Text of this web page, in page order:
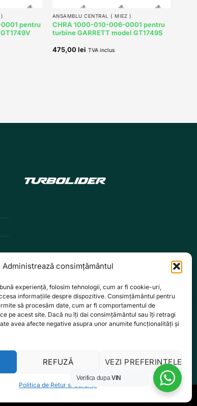
Administrează consimțământul
experiență, folosim tehnologii, cum ar fi cookie-uri,
informațiile despre dispozitive. Consimțământul pentru
să procesăm date, cum ar fi comportamentul de
pe acest site. Dacă nu îți dai consimțământul sau îți retragi
avea afecte negative asupra unor anumite funcționalități și
REFUZĂ VEZI PREFERINȚELE
Politica de Retur si Garanții
)
pentru
ANSAMBLU CENTRAL ( MIEZ )
CHRA 1000-010-006-0001 pentru
turbine GARRETT model GT1749S
475,00lei TVA inclus
Verifica dupaVIN